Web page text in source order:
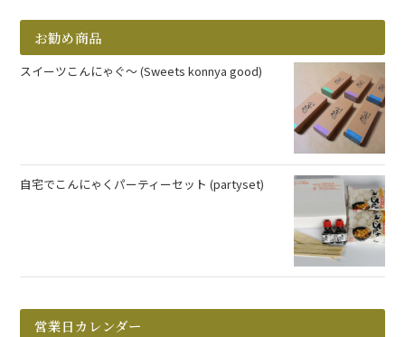
お勧め商品
スイーツこんにゃぐ～ (Sweets konnya good)
自宅でこんにゃくパーティーセット (partyset)
営業日カレンダー